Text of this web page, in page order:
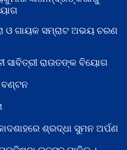
ଓ ଗାୟକ ସମ୍ରାଟ ଅଭୟ ଚରଣ
ସାବିତ୍ରୀ ରାଉତଙ୍କ ବିୟୋଗ
ବଣ୍ଟନ
ଶ୍ରଦ୍ଧା ସୁମନ ଅର୍ପଣ